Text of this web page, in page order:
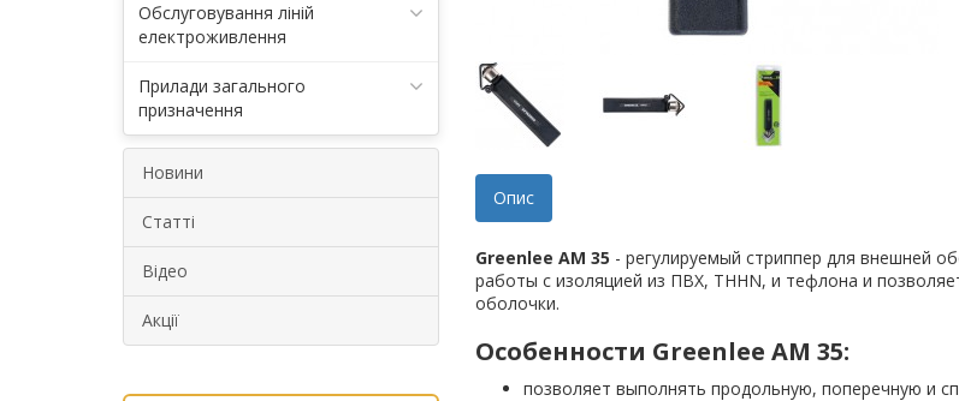
Обслуговування ліній
електроживлення
Прилади загального
призначення
Новини
Статті
Відео
Акції
Опис
Greenlee AM 35 - регулируемый стриппер для внешней
работы с изоляцией из ПВХ, THHN, и тефлона и
оболочки.
Особенности Greenlee AM 35:
позволяет выполнять продольную, поперечную и